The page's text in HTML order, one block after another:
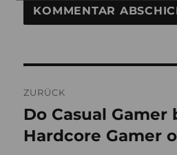
ZURÜCK
Vorheriger
Beitrag:
Do Casual Gamer
Hardcore Gamer